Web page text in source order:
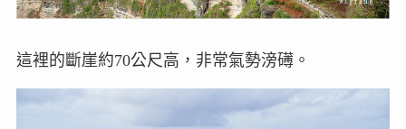
這裡的斷崖約70公尺高，非常氣勢滂礡。